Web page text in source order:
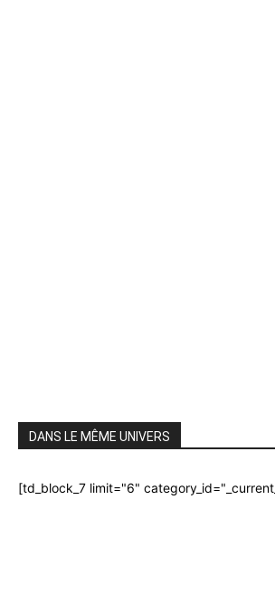
DANS LE MÊME UNIVERS
[td_block_7 limit="6"